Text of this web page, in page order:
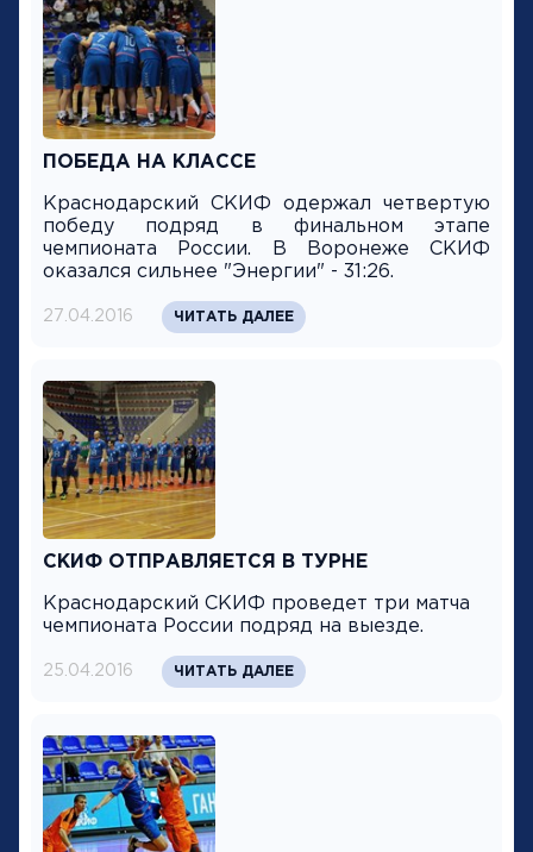
ПОБЕДА НА КЛАССЕ
Краснодарский СКИФ одержал четвертую
победу подряд в финальном этапе
чемпионата России. В Воронеже СКИФ
оказался сильнее "Энергии" - 31:26.
27.04.2016 ЧИТАТЬ ДАЛЕЕ
СКИФ ОТПРАВЛЯЕТСЯ В ТУРНЕ
Краснодарский СКИФ проведет три матча
чемпионата России подряд на выезде.
25.04.2016 ЧИТАТЬ ДАЛЕЕ